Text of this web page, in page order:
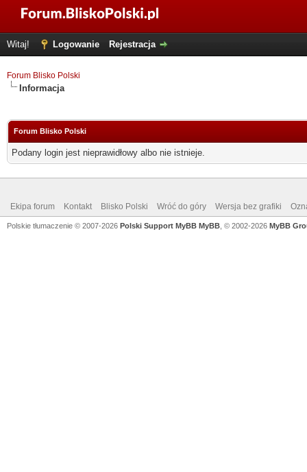
Witaj! Logowanie Rejestracja
Forum Blisko Polski
Informacja
Forum Blisko Polski
Podany login jest nieprawidłowy albo nie istnieje.
Ekipa forum Kontakt Blisko Polski Wróć do góry Wersja bez grafiki
Polskie tłumaczenie © 2007-2026 Polski Support MyBB MyBB , © 2002-2026 MyBB